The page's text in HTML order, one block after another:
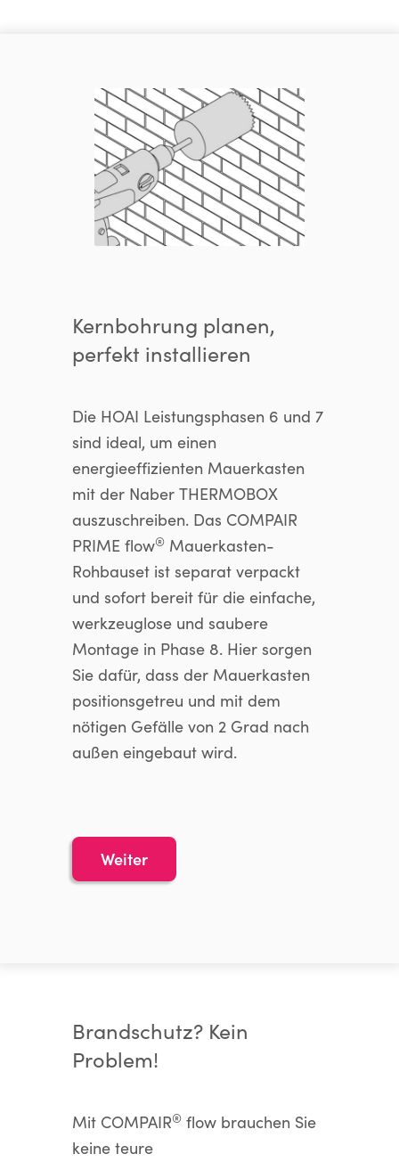
Kernbohrung planen,
perfekt installieren
Die HOAI Leistungsphasen 6 und 7
sind ideal, um einen
energieeffizienten Mauerkasten
mit der Naber THERMOBOX
auszuschreiben. Das COMPAIR
PRIME flow®Mauerkasten-
Rohbauset ist separat verpackt
und sofort bereit für die einfache,
werkzeuglose und saubere
Montage in Phase 8. Hier sorgen
Sie dafür, dass der Mauerkasten
positionsgetreu und mit dem
nötigen Gefälle von 2 Grad nach
außen eingebaut wird.
Weiter
Brandschutz? Kein
Problem!
Mit COMPAIR®flow brauchen Sie
keine teure